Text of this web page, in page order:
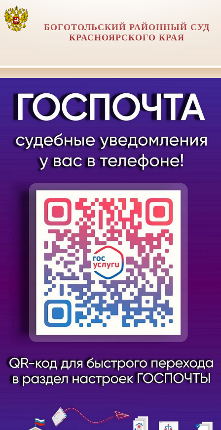
БОГОТОЛЬСКИЙ РАЙОННЫЙ СУД
КРАСНОЯРСКОГО КРАЯ